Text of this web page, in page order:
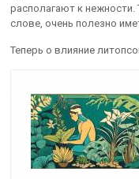
располагают к
слове, очень полезно
Теперь о влияние